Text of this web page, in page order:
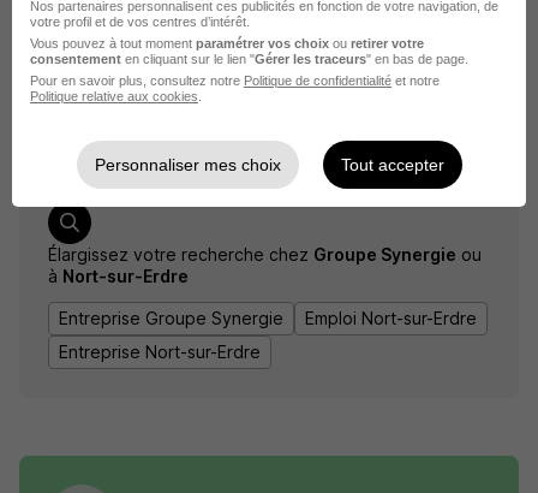
Nort-sur-Erdre - 44
Temps partiel
20 000 - 25 000 € / an
Élargissez votre recherche chez Groupe Synergie ou
à Nort-sur-Erdre
Entreprise Groupe Synergie
Emploi Nort-sur-Erdre
Entreprise Nort-sur-Erdre
Nos partenaires personnalisent ces publicités en fonction de votre navigation, de
votre profil et de vos centres d’intérêt.
Vous pouvez à tout moment paramétrer vos choix ou retirer votre
consentement en cliquant sur le lien "Gérer les traceurs" en bas de page.
Pour en savoir plus, consultez notre Politique de confidentialité et notre
Politique relative aux cookies
Personnaliser mes choix Tout accepter